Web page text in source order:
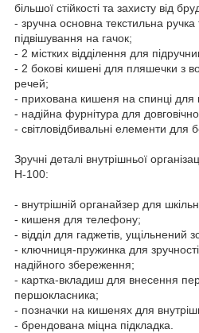
більшої стійкості та захисту від
- зручна основна текстильна
підвішування на гачок;
- 2 містких відділення для
- 2 бокові кишені для пляшечки з
речей;
- прихована кишеня на спинці для
- надійна фурнітура для
- світловідбивальні елементи для
Зручні деталі внутрішньої
H-100:
- внутрішній органайзер для
- кишеня для телефону;
- відділ для гаджетів, ущільнений
- ключниця-пружинка для
надійного збереження;
- картка-вкладиш для внесення
першокласника;
- позначки на кишенях для
- брендована міцна підкладка.